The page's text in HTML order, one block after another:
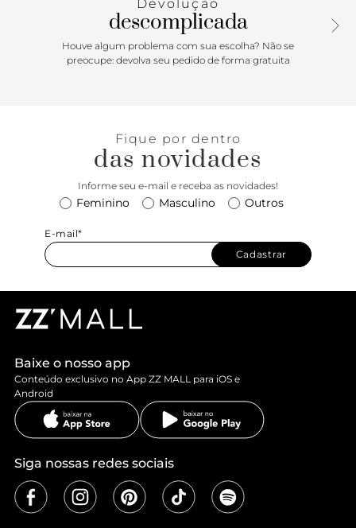
Porque Apostar: Queridinha da temporada, a crossbody
Anacapri em tamanho média é perfeita para acompanhar
suas produções. Com ótimo compartimento interno para
Devolução
descomplicada
Houve algum problema com sua escolha? Não se
preocupe: devolva seu pedido de forma gratuita
Fique por dentro
das novidades
Informe seu e-mail e receba as novidades!
Feminino Masculino Outros
E-mail*
Cadastrar
Baixe o nosso app
Conteúdo exclusivo no App ZZ MALL para iOS e
Android
Siga nossas redes sociais